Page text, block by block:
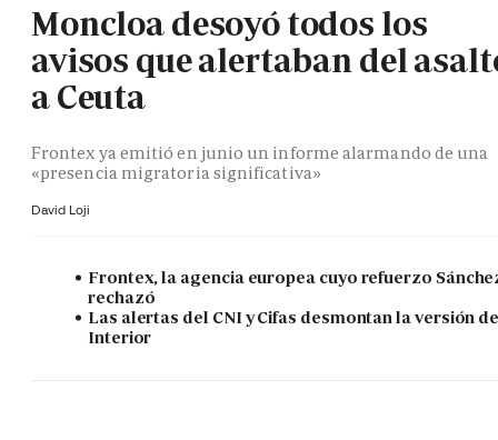
Moncloa desoyó todos los
avisos que alertaban del
a Ceuta
Frontex ya emitió en junio un informe alarmando de una
«presencia migratoria significativa»
David Loji
Frontex, la agencia europea cuyo refuerzo
rechazó
Las alertas del CNI y Cifas desmontan la versión
Interior